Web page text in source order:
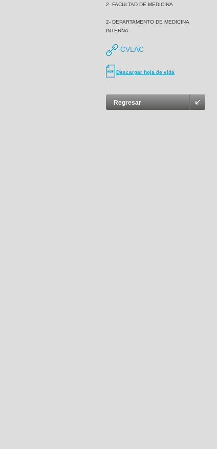
2- FACULTAD DE MEDICINA
2- DEPARTAMENTO DE MEDICINA
INTERNA
CVLAC
Descargar hoja de vida
Regresar